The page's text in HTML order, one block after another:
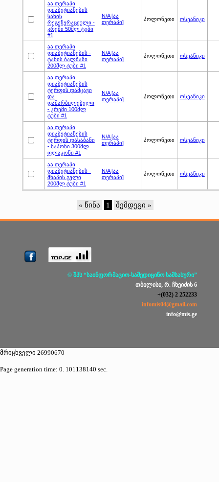
აა თერაპი
დიაბეტიანების
სახის
რეგენერაციული -
კრემი 50მლ ტუბი
#1
N/A [აა
თერაპი]
პოლონეთი ოსეანიკი
აა თერაპი
დიაბეტიანების -
ტანის ბალზამი
200მლ ტუბი #1
N/A [აა
თერაპი]
პოლონეთი ოსეანიკი
აა თერაპი
დიაბეტიანების
ტერფის დამცავი
და
დამარბილებელი
- კრემი 100მლ
ტუბი #1
N/A [აა
თერაპი]
პოლონეთი ოსეანიკი
აა თერაპი
დიაბეტიანების
ტერფის დასაბანი
- საპონი 300მლ
ფლაკონი #1
N/A [აა
თერაპი]
პოლონეთი ოსეანიკი
აა თერაპი
დიაბეტიანების -
შხაპის გელი
200მლ ტუბი #1
N/A [აა
თერაპი]
პოლონეთი ოსეანიკი
« წინა 1 შემდეგი »
© შპს “საინფორმაციო-სამედიცინო სამსახური”
თბილისი, რ. ჩხეიძის 6
+(032) 2 252233
infomis04@gmail.com
info@mis.ge
მრიცხველი 26990670
Page generation time: 0. 101138140 sec.